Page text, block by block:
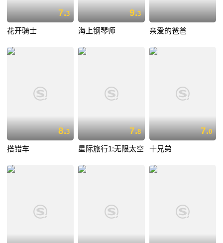
7.3
花开骑士
9.3
海上钢琴师 亲爱的爸爸
8.3
搭错车
7.8
星际旅行1:无限太空
7.0
十兄弟